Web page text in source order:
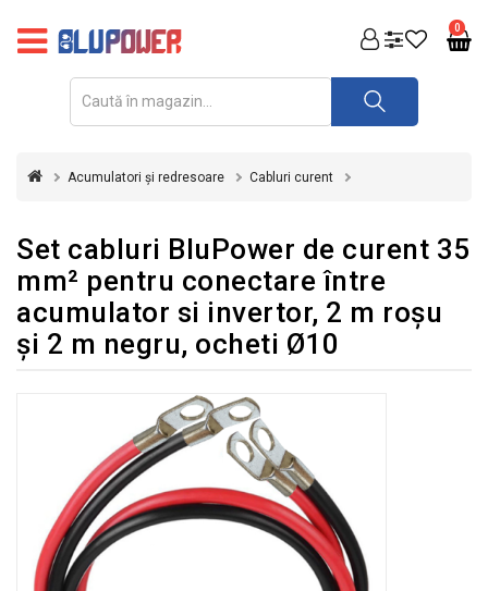
0
FOTOVOLTAICE
REDRESOARE
INVERTOARE
UPS
&
STABILIZATOARE
GRADINA
SCULE
ECHIPAMENTE
Acumulatori și redresoare Cabluri curent
Set cabluri BluPower de curent 35
mm² pentru conectare între
acumulator si invertor, 2 m roșu
şi 2 m negru, ocheti Ø10